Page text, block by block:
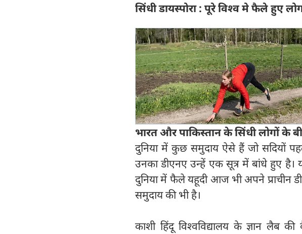
सिंधी डायस्पोरा : पूरे विश्व मे फैले हुए
भारत और पाकिस्तान के सिंधी लोगों
दुनिया में कुछ समुदाय ऐसे हैं जो सदियों
उनका डीएनए उन्हें एक सूत्र में बांधे हुए है।
दुनिया में फैले यहूदी आज भी अपने प्राचीन
समुदाय की भी है।
काशी हिंदू विश्वविद्यालय के ज्ञान लैब की